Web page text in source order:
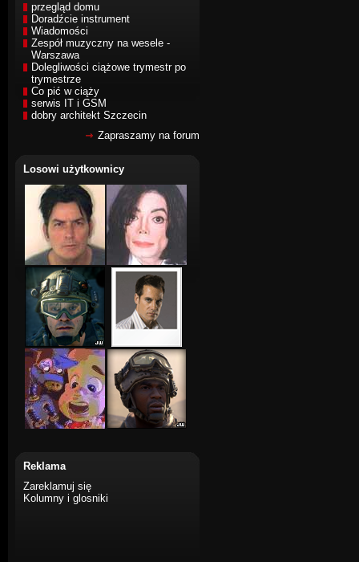
przegląd domu
Doradźcie instrument
Wiadomości
Zespół muzyczny na wesele -
Warszawa
Dolegliwości ciążowe trymestr po
trymestrze
Co pić w ciąży
serwis IT i GSM
dobry architekt Szczecin
Zapraszamy na forum
Losowi użytkownicy
Reklama
Zareklamuj się
Kolumny i glosniki